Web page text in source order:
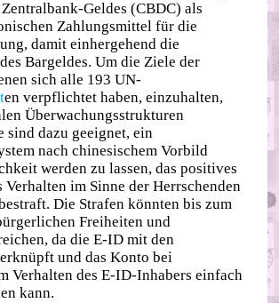
(CBDC) als
Zahlungsmittel für die
damit einhergehend die
Bargeldes. Um die Ziele der
sich alle 193 UN‐​
en verpflichtet haben, einzuhalten,
Überwachungsstrukturen
sind dazu geeignet, ein
nach chinesischem Vorbild
werden zu lassen, das positives
Verhalten im Sinne der Herrschenden
Die Strafen könnten bis zum
Freiheiten und
da die E‑ID mit den
und das Konto bei
Verhalten des E‑ID‐​Inhabers einfach
kann.